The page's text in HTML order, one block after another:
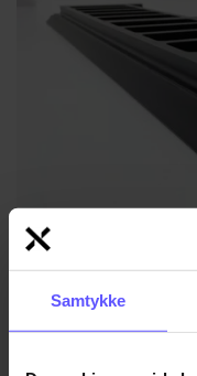
Samtykke
Plastemner til